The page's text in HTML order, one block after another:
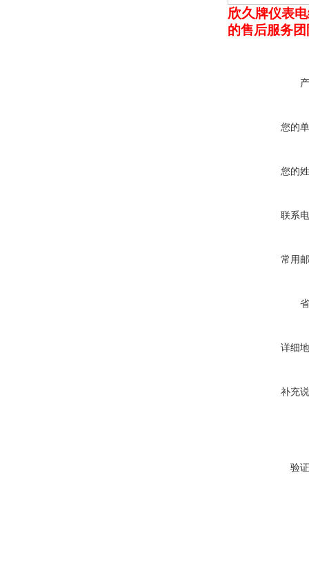
欣久牌仪表
的售后服务
您的
您的
联系
常用
详细
补充
验